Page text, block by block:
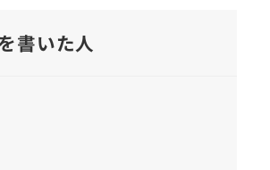
書いた人